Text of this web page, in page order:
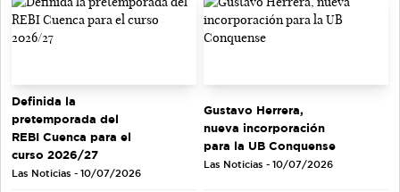
Definida la
pretemporada del
REBI Cuenca para el
curso 2026/27
Las Noticias - 10/07/2026
Gustavo Herrera,
nueva incorporación
para la UB Conquense
Las Noticias - 10/07/2026